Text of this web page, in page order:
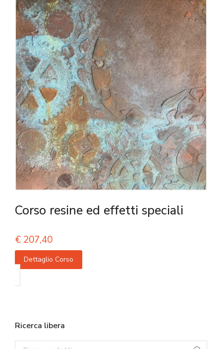
Corso resine ed effetti speciali
€ 207,40
Dettaglio Corso
Ricerca libera